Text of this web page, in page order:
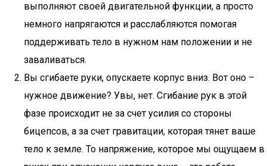
выполняют своей двигательной функции, а просто
немного напрягаются и расслабляются помогая
поддерживать тело в нужном нам положении и не
заваливаться.
Вы сгибаете руки, опускаете корпус вниз. Вот оно –
нужное движение? Увы, нет. Сгибание рук в этой
фазе происходит не за счет усилия со стороны
бицепсов, а за счет гравитации, которая тянет ваше
тело к земле. То напряжение, которое мы ощущаем в